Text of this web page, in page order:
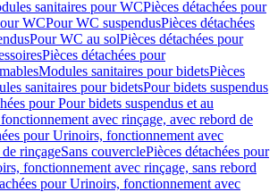
sanitaires pour WCPièces détachées pour
WCPour WC suspendusPièces détachées
Pour WC au solPièces détachées pour
Pièces détachées pour
Modules sanitaires pour bidetsPièces
sanitaires pour bidetsPour bidets suspendus
pour Pour bidets suspendus et au
avec rinçage, avec rebord de
pour Urinoirs, fonctionnement avec
rinçageSans couverclePièces détachées pour
fonctionnement avec rinçage, sans rebord
pour Urinoirs, fonctionnement avec